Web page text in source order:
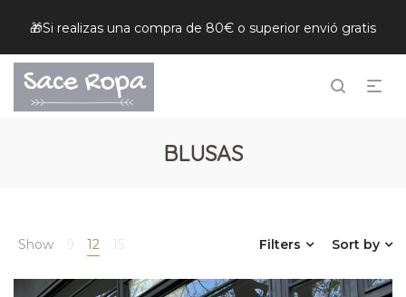
🎁Si realizas una compra de 80€ o superior envió gratis
BLUSAS
Show 12 15 Sort by
Filters